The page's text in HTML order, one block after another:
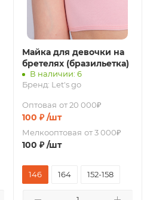
Майка для девочки на
бретелях (бразильетка)
В наличии: 6
Бренд: Let's go
Оптовая от 20 000₽
100 ₽ /шт
Мелкооптовая от 3 000₽
100 ₽ /шт
146 164 152-158